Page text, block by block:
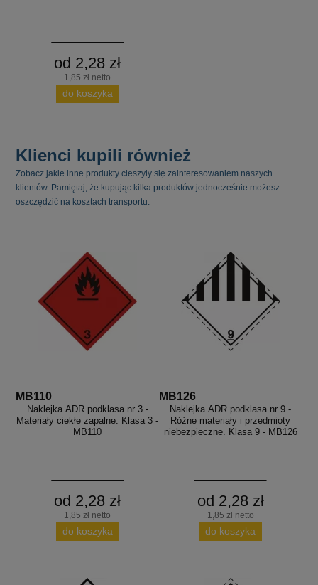
od 2,28 zł
1,85 zł netto
do koszyka
Klienci kupili również
Zobacz jakie inne produkty cieszyły się zainteresowaniem naszych
klientów. Pamiętaj, że kupując kilka produktów jednocześnie możesz
oszczędzić na kosztach transportu.
MB110
Naklejka ADR podklasa nr 3 -
Materiały ciekłe zapalne. Klasa 3 -
MB110
od 2,28 zł
1,85 zł netto
do koszyka
MB126
Naklejka ADR podklasa nr 9 -
Różne materiały i przedmioty
niebezpieczne. Klasa 9 - MB126
od 2,28 zł
1,85 zł netto
do koszyka